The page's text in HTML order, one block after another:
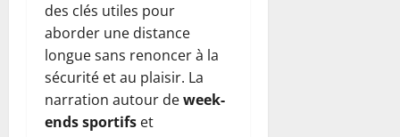
des clés utiles pour
aborder une distance
longue sans renoncer à la
sécurité et au plaisir. La
narration autour deweek-
ends sportifs et